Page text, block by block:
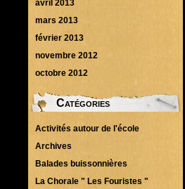
avril 2013
mars 2013
février 2013
novembre 2012
octobre 2012
Catégories
Activités autour de l'école
Archives
Balades buissonnières
La Chorale " Les Fouristes "